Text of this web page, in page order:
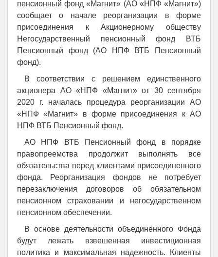
пенсионный фонд «Магнит» (АО «НПФ «Магнит»)
сообщает о начале реорганизации в форме
присоединения к Акционерному обществу
Негосударственный пенсионный фонд ВТБ
Пенсионный фонд (АО НПФ ВТБ Пенсионный
фонд).
В соответствии с решением единственного
акционера АО «НПФ «Магнит» от 30 сентября
2020 г. началась процедура реорганизации АО
«НПФ «Магнит» в форме присоединения к АО
НПФ ВТБ Пенсионный фонд.
АО НПФ ВТБ Пенсионный фонд в порядке
правопреемства продолжит выполнять все
обязательства перед клиентами присоединенного
фонда. Реорганизация фондов не потребует
перезаключения договоров об обязательном
пенсионном страховании и негосударственном
пенсионном обеспечении.
В основе деятельности объединенного Фонда
будут лежать взвешенная инвестиционная
политика и максимальная надежность. Клиенты